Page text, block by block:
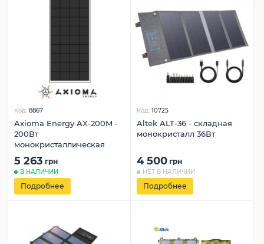
Код: 8867
Axioma Energy AX-200M -
200Вт
монокристаллическая
5 263 грн
В НАЛИЧИИ
Подробнее
Код: 10725
Altek ALT-36 - складная
монокристалл 36Вт
4 500 грн
НЕТ В НАЛИЧИИ
Подробнее